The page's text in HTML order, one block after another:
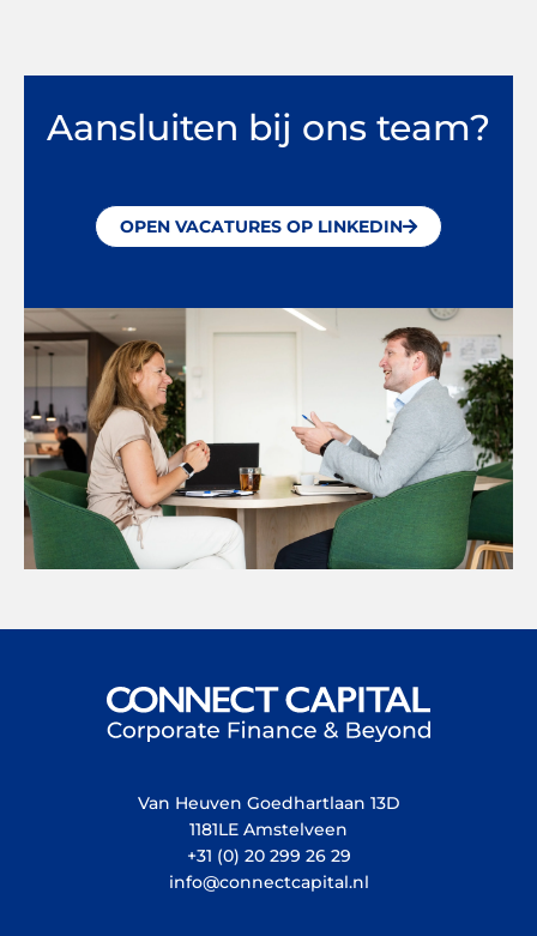
Aansluiten bij ons team?
OPEN VACATURES OP LINKEDIN
Van Heuven Goedhartlaan 13D
1181LE Amstelveen
+31 (0) 20 299 26 29
info@connectcapital.nl